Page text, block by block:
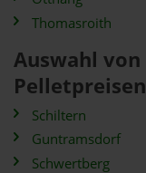
Thomasroith
Auswahl
Pelletpreisen
Schiltern
Guntramsdorf
Schwertberg